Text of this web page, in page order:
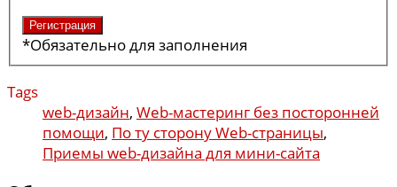
*Обязательно для заполнения
Tags
web-дизайн, Web-мастеринг без посторонней
помощи, По ту сторону Web-страницы,
Приемы web-дизайна для мини-сайта